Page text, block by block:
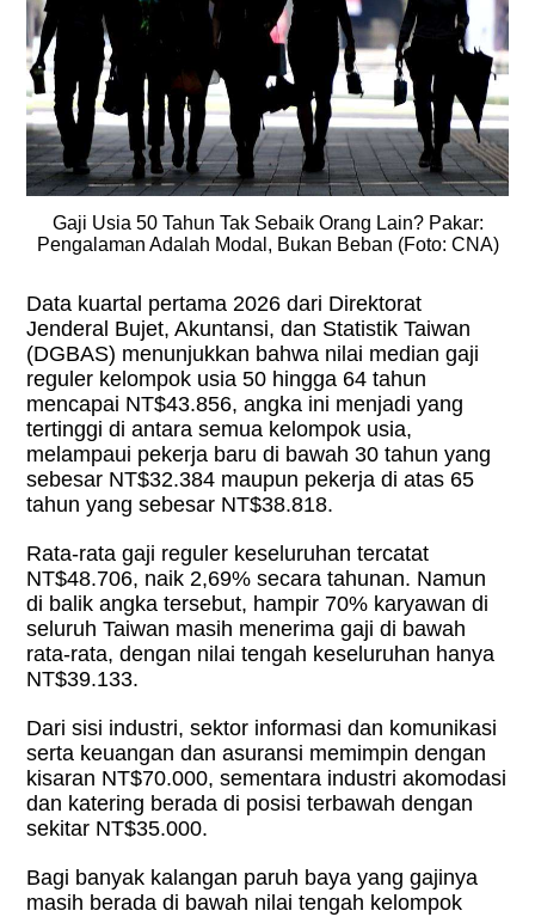
Gaji Usia 50 Tahun Tak Sebaik Orang Lain? Pakar:
Pengalaman Adalah Modal, Bukan Beban (Foto: CNA)
Data kuartal pertama 2026 dari Direktorat
Jenderal Bujet, Akuntansi, dan Statistik Taiwan
(DGBAS) menunjukkan bahwa nilai median gaji
reguler kelompok usia 50 hingga 64 tahun
mencapai NT$43.856, angka ini menjadi yang
tertinggi di antara semua kelompok usia,
melampaui pekerja baru di bawah 30 tahun yang
sebesar NT$32.384 maupun pekerja di atas 65
tahun yang sebesar NT$38.818.
Rata-rata gaji reguler keseluruhan tercatat
NT$48.706, naik 2,69% secara tahunan. Namun
di balik angka tersebut, hampir 70% karyawan di
seluruh Taiwan masih menerima gaji di bawah
rata-rata, dengan nilai tengah keseluruhan hanya
NT$39.133.
Dari sisi industri, sektor informasi dan komunikasi
serta keuangan dan asuransi memimpin dengan
kisaran NT$70.000, sementara industri akomodasi
dan katering berada di posisi terbawah dengan
sekitar NT$35.000.
Bagi banyak kalangan paruh baya yang gajinya
masih berada di bawah nilai tengah kelompok